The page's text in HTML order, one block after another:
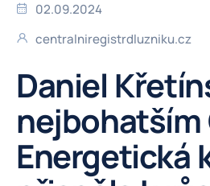
02.09.2024
centralniregistrdluzniku.cz
Daniel
nejbohatším
Energetická